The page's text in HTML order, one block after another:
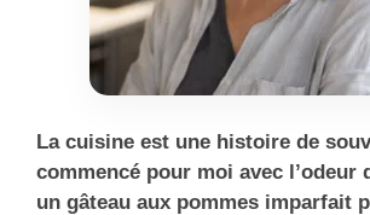
La cuisine est une histoire de
commencé pour moi avec l’odeur
un gâteau aux pommes imparfait